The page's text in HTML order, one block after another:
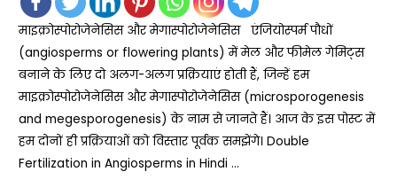
माइक्रोस्पोरोजेनेसिस और मेगास्पोरोजेनेसिस एंजियोस्पर्म पौधों
(angiosperms or flowering plants) में मेल और फीमेल गेमिट्स
बनाने के लिए दो अलग-अलग प्रक्रियाएं होती हैं, जिन्हें हम
माइक्रोस्पोरोजेनेसिस और मेगास्पोरोजेनेसिस (microsporogenesis
and megesporogenesis) के नाम से जानते हैं। आज के इस पोस्ट में
हम दोनों ही प्रक्रियाओं को विस्तार पूर्वक समझेंगे। Double
Fertilization in Angiosperms in Hindi …